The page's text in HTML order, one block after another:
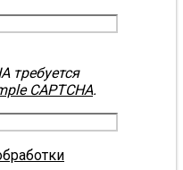
требуется
CAPTCHA.